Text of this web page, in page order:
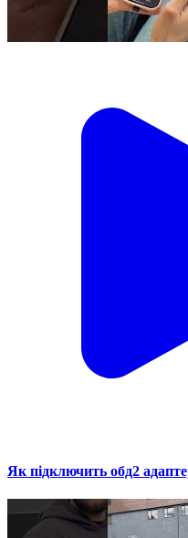
Як підключить обд2